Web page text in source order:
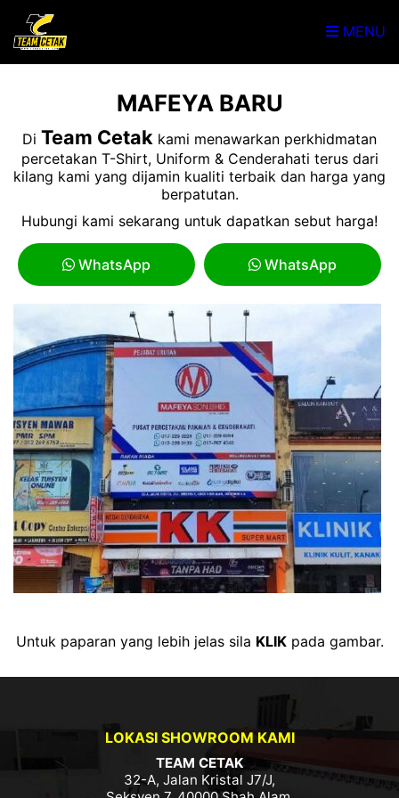
MENU
MAFEYA BARU
Di Team Cetak kami menawarkan perkhidmatan
percetakan T-Shirt, Uniform & Cenderahati terus dari
kilang kami yang dijamin kualiti terbaik dan harga yang
berpatutan.
Hubungi kami sekarang untuk dapatkan sebut harga!
WhatsApp WhatsApp
Untuk paparan yang lebih jelas sila KLIKpada gambar.
LOKASI SHOWROOM KAMI
TEAM CETAK
32-A, Jalan Kristal J7/J,